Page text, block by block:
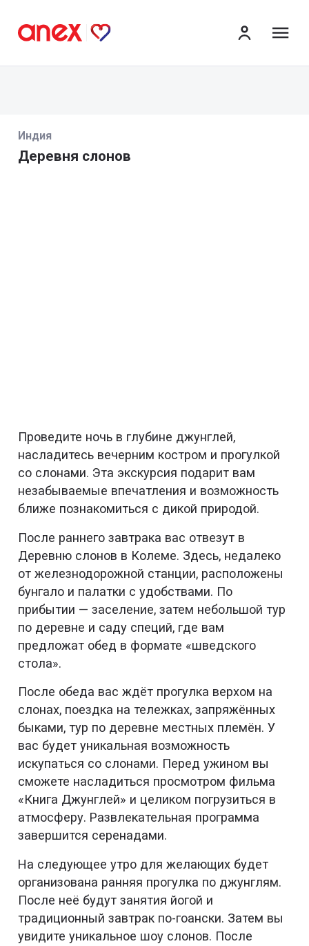
Индия
Деревня слонов
Проведите ночь в глубине джунглей,
насладитесь вечерним костром и прогулкой
со слонами. Эта экскурсия подарит вам
незабываемые впечатления и возможность
ближе познакомиться с дикой природой.
После раннего завтрака вас отвезут в
Деревню слонов в Колеме. Здесь, недалеко
от железнодорожной станции, расположены
бунгало и палатки с удобствами. По
прибытии — заселение, затем небольшой тур
по деревне и саду специй, где вам
предложат обед в формате «шведского
стола».
После обеда вас ждёт прогулка верхом на
слонах, поездка на тележках, запряжённых
быками, тур по деревне местных племён. У
вас будет уникальная возможность
искупаться со слонами. Перед ужином вы
сможете насладиться просмотром фильма
«Книга Джунглей» и целиком погрузиться в
атмосферу. Развлекательная программа
завершится серенадами.
На следующее утро для желающих будет
организована ранняя прогулка по джунглям.
После неё будут занятия йогой и
традиционный завтрак по-гоански. Затем вы
увидите уникальное шоу слонов. После